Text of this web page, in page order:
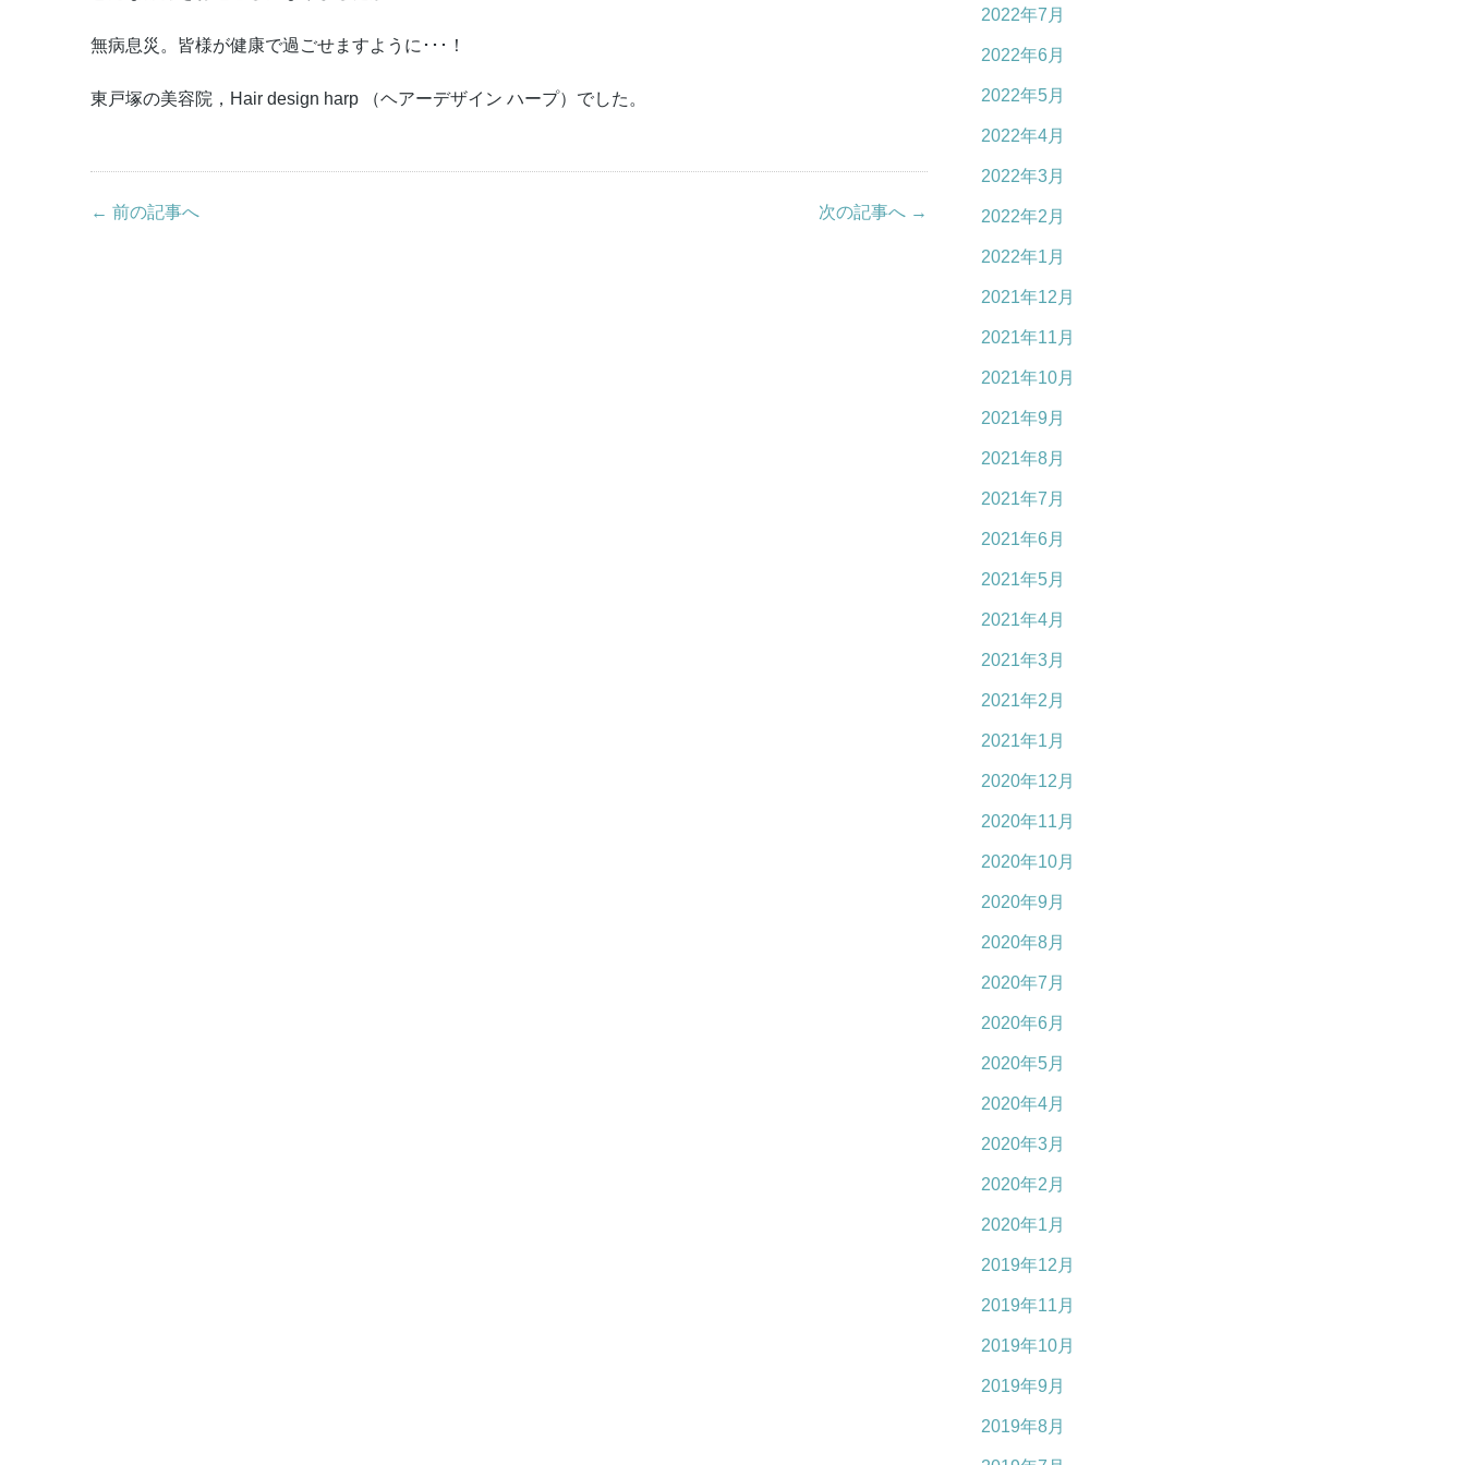
無病息災。皆様が健康で過ごせますように･･･！
東戸塚の美容院，Hair design harp （ヘアーデザイン ハープ）でした。
← 前の記事へ 次の記事へ →
2022年7月
2022年6月
2022年5月
2022年4月
2022年3月
2022年2月
2022年1月
2021年12月
2021年11月
2021年10月
2021年9月
2021年8月
2021年7月
2021年6月
2021年5月
2021年4月
2021年3月
2021年2月
2021年1月
2020年12月
2020年11月
2020年10月
2020年9月
2020年8月
2020年7月
2020年6月
2020年5月
2020年4月
2020年3月
2020年2月
2020年1月
2019年12月
2019年11月
2019年10月
2019年9月
2019年8月